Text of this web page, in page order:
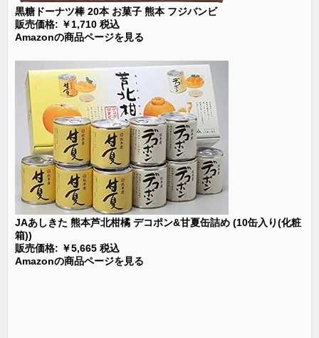
黒糖ドーナツ棒 20本 お菓子 熊本 フジバンビ
販売価格: ￥1,710 税込
Amazonの商品ページを見る
JAあしきた 熊本芦北柑橘 デコポン&甘夏缶詰め (10缶入り(化粧
箱))
販売価格: ￥5,665 税込
Amazonの商品ページを見る